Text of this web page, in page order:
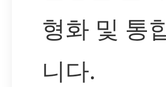
형화 및 통
니다.